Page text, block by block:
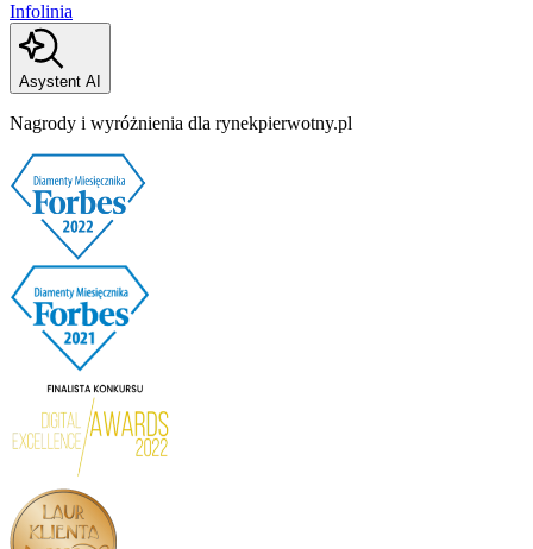
Infolinia
Asystent AI
Nagrody i wyróżnienia dla rynekpierwotny.pl